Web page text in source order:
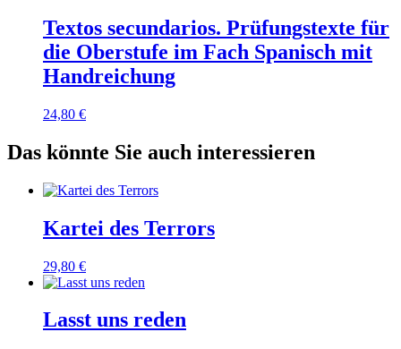
Textos secundarios. Prüfungstexte für
die Oberstufe im Fach Spanisch mit
Handreichung
24,80 €
Das könnte Sie auch interessieren
Kartei des Terrors
29,80 €
Lasst uns reden